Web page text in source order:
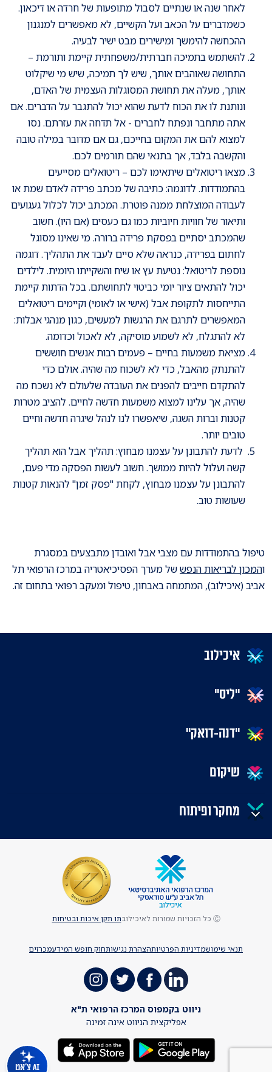
AI צ'אט
לאחר שנה או שנתיים לסבול מתופעות של חרדה או דיכאון.
כשמדברים על הכאב ועל הקשיים, לא מאפשרים למנגנון
ההכחשה להימשך ומישירים מבט ישיר לבעיה.
להשתמש בתמיכה חברתית/משפחתית קיימת ותורמת –
התחושה שאוהבים אותך, שיש לך תמיכה, שיש מי שיקלוט
אותך, מעלה את תחושת המסוגלות העצמית של האדם,
ונותנת לו את הכוח לדעת שהוא יכול להתגבר על הדברים. אם
אתה מתחבר ונפתח לחברים - אל תדחה את עזרתם. נסו
למצוא להם את המקום בחייכם, גם אם מדובר במילה טובה
והקשבה בלבד, אך בתנאי שהם תורמים לכם.
מצאו ריטואלים שיתאימו לכם – ריטואלים מסייעים
בהתמודדות. לדוגמה: כתיבה של מכתב פרידה לאדם שמת או
לעבודה המוצלחת ממנה פוטרת. המכתב יכול לכלול געגועים
ותיאור של חוויות חיוביות כמו גם כעסים (אם היו). חשוב
שהמכתב יסתיים בפסקת פרידה ברורה. מי שאינו מסוגל
לחתום בפרידה, כנראה שלא סיים לעבד את התהליך. דוגמה
נוספת לריטואל: נטיעת עץ או שיח והשקייתו היומית. לילדים
יכול להתאים ציור יומי כביטוי לתחושתם. בכל הדתות קיימת
התייחסות לתקופת אבל (אישי או לאומי) וקיימים ריטואלים
המאפשרים לתרגם את הרגשות למעשים, כגון מנהגי אבלות:
לא להתגלח, לא לשמוע מוסיקה, לא לאכול וכדומה.
מציאת משמעות בחיים – פעמים רבות אנשים חוששים
להתנתק מהאבל, כדי לא לשכוח מה שהיה. אולם כדי
להתקדם חייבים להפנים את העובדה שלעולם לא נשכח מה
שהיה, אך עלינו למצוא משמעות חדשה לחיים. להציב מטרות
קטנות וברות השגה, שיאפשרו לנו לנהל שיגרה חדשה וחיים
טובים יותר.
לדעת להתבונן על עצמנו מבחוץ: תהליך אבל הוא תהליך
קשה ועלול להיות ממושך. חשוב לעשות הפסקה מדי פעם,
להתבונן על עצמנו מבחוץ, לקחת "פסק זמן" להנאות קטנות
שעושות טוב.
טיפול בהתמודדות עם מצבי אבל ואובדן מתבצעים במסגרת
והמכון לבריאות הנפששל מערך הפסיכיאטריה במרכז הרפואי תל
אביב (איכילוב), המתמחה באבחון, טיפול ומעקב רפואי בתחום זה.
איכילוב
"ליס"
"דנה-דואק"
שיקום
מחקר ופיתוח
תנאי שימושמדיניות הפרטיותהצהרת נגישותחוק חופש המידעמכרזים
Ⓒ כל הזכויות שמורות לאיכילוב תו תקן איכות ובטיחות
ניווט בקמפוס המרכז הרפואי ת"א
אפליקצית הניווט אינה זמינה